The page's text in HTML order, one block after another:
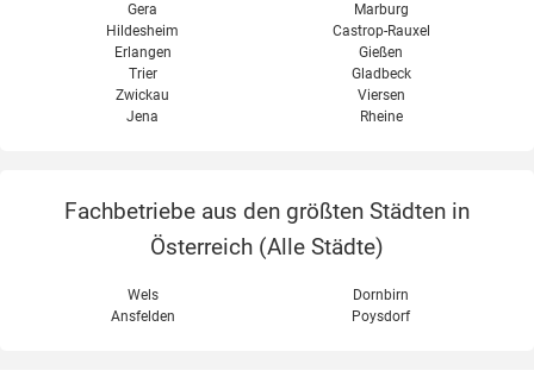
Gera
Hildesheim
Erlangen
Trier
Zwickau
Jena
Marburg
Castrop-Rauxel
Gießen
Gladbeck
Viersen
Rheine
Fachbetriebe aus den größten Städten in
Österreich (Alle Städte)
Wels
Dornbirn
Ansfelden
Poysdorf